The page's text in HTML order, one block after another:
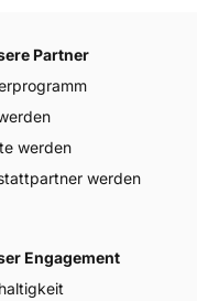
Partner
werden
werden
Engagement